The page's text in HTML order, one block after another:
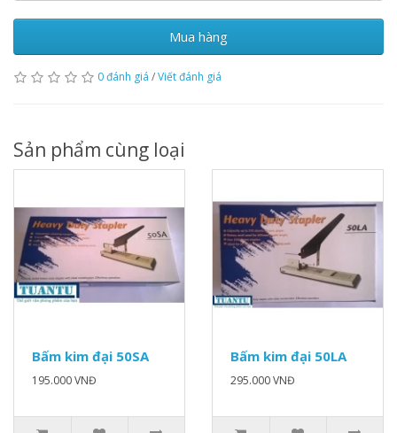
Mua hàng
0 đánh giá /Viết đánh giá
Sản phẩm cùng loại
Bấm kim đại 50SA
195.000 VNĐ
Bấm kim đại 50LA
295.000 VNĐ